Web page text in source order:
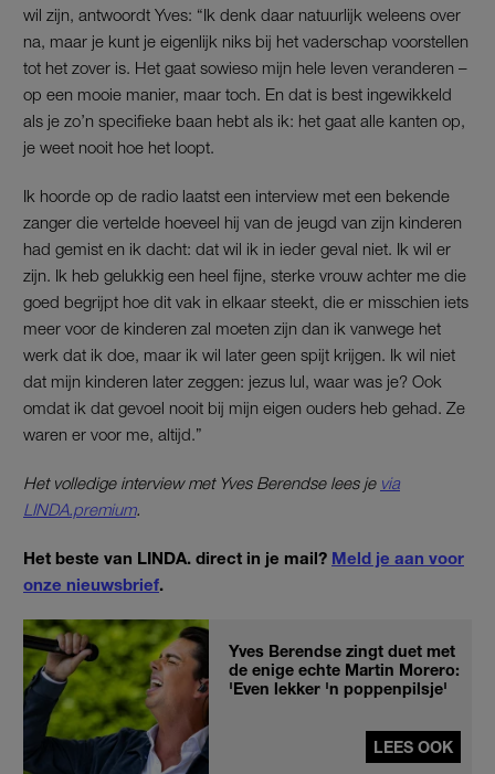
wil zijn, antwoordt Yves: “Ik denk daar natuurlijk weleens over
na, maar je kunt je eigenlijk niks bij het vaderschap voorstellen
tot het zover is. Het gaat sowieso mijn hele leven veranderen –
op een mooie manier, maar toch. En dat is best ingewikkeld
als je zo’n specifieke baan hebt als ik: het gaat alle kanten op,
je weet nooit hoe het loopt.
Ik hoorde op de radio laatst een interview met een bekende
zanger die vertelde hoeveel hij van de jeugd van zijn kinderen
had gemist en ik dacht: dat wil ik in ieder geval niet. Ik wil er
zijn. Ik heb gelukkig een heel fijne, sterke vrouw achter me die
goed begrijpt hoe dit vak in elkaar steekt, die er misschien iets
meer voor de kinderen zal moeten zijn dan ik vanwege het
werk dat ik doe, maar ik wil later geen spijt krijgen. Ik wil niet
dat mijn kinderen later zeggen: jezus lul, waar was je? Ook
omdat ik dat gevoel nooit bij mijn eigen ouders heb gehad. Ze
waren er voor me, altijd.”
Het volledige interview met Yves Berendse lees je via
LINDA.premium.
Het beste van LINDA. direct in je mail? Meld je aan voor
onze nieuwsbrief.
Yves Berendse zingt duet met
de enige echte Martin Morero:
'Even lekker 'n poppenpilsje'
LEES OOK